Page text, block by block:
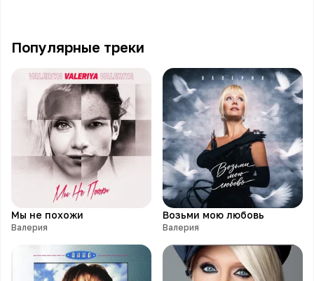
Популярные треки
Мы не похожи
Валерия
Возьми мою любовь
Валерия